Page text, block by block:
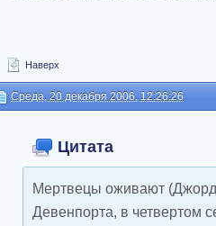
Наверх
Среда, 20 декабря 2006, 12:26:26
Цитата
Мертвецы оживают
Девенпорта, в четвертом